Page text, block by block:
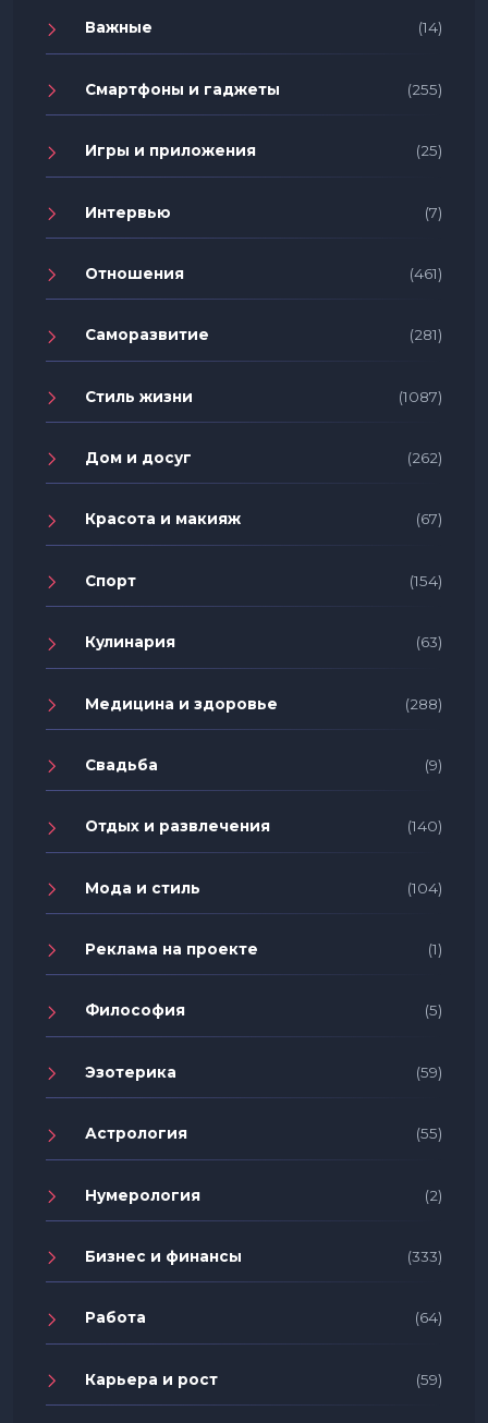
Важные (14)
Смартфоны и гаджеты (255)
Игры и приложения (25)
Интервью (7)
Отношения (461)
Саморазвитие (281)
Стиль жизни (1087)
Дом и досуг (262)
Красота и макияж (67)
Спорт (154)
Кулинария (63)
Медицина и здоровье (288)
Свадьба (9)
Отдых и развлечения (140)
Мода и стиль (104)
Реклама на проекте (1)
Философия (5)
Эзотерика (59)
Астрология (55)
Нумерология (2)
Бизнес и финансы (333)
Работа (64)
Карьера и рост (59)